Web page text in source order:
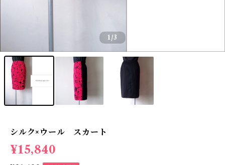
1/3
シルク×ウール スカート
¥15,840